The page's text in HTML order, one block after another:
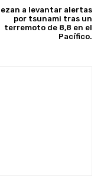
a levantar alertas
por tsunami tras un
terremoto de 8,8 en el
Pacífico.